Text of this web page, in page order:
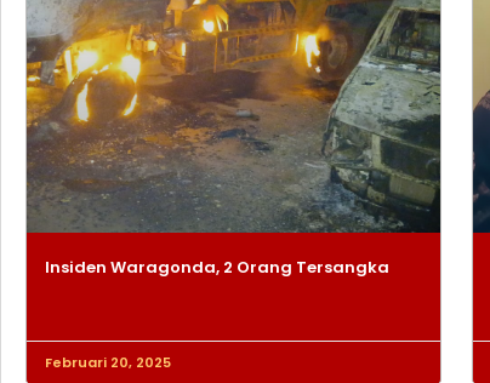
Insiden Waragonda, 2 Orang Tersangka
Februari 20, 2025